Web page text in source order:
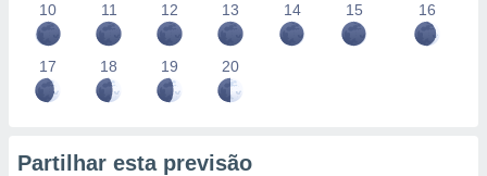
10 11 12 13 14 15 16
17 18 19 20
Partilhar esta previsão